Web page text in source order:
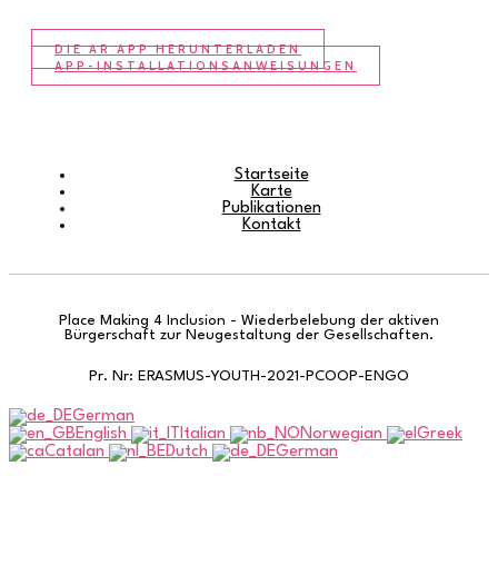
DIE AR APP HERUNTERLADEN
APP-INSTALLATIONSANWEISUNGEN
Startseite
Karte
Publikationen
Kontakt
Place Making 4 Inclusion - Wiederbelebung der aktiven
Bürgerschaft zur Neugestaltung der Gesellschaften.
Pr. Nr: ERASMUS-YOUTH-2021-PCOOP-ENGO
German
English
Italian Norwegian
Greek
Catalan
Dutch German